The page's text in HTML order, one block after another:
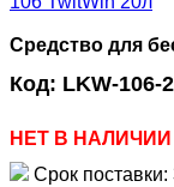
Средство для
Код: LKW-106-
НЕТ В НАЛИЧИИ
Срок поставки: